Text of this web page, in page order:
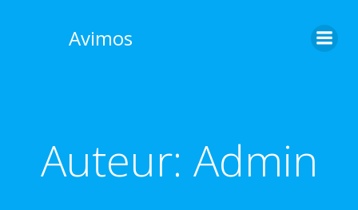
Avimos
Auteur: Admin